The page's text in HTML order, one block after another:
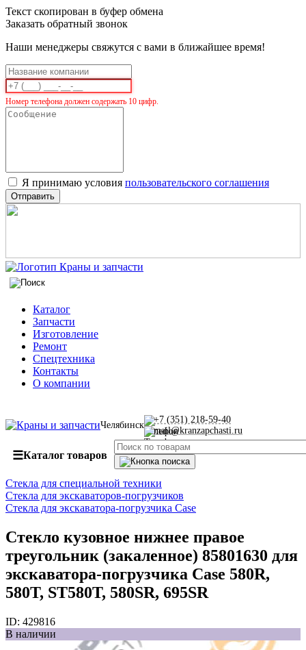
Текст скопирован в буфер обмена
Заказать обратный звонок
Наши менеджеры свяжутся с вами в ближайшее время!
Номер телефона должен содержать 10 цифр.
Я принимаю условия пользовательского соглашения
Отправить
Каталог
Запчасти
Изготовление
Ремонт
Спецтехника
Контакты
О компании
Челябинск
+7 (351) 218-59-40
mail@kranzapchasti.ru
☰Каталог товаров
Стекла для специальной техники
Стекла для экскаваторов-погрузчиков
Стекла для экскаватора-погрузчика Case
Стекло кузовное нижнее правое
треугольник (закаленное) 85801630 для
экскаватора-погрузчика Case 580R,
580T, ST580T, 580SR, 695SR
ID: 429816
В наличии